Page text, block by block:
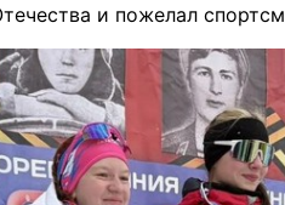
и пожелал